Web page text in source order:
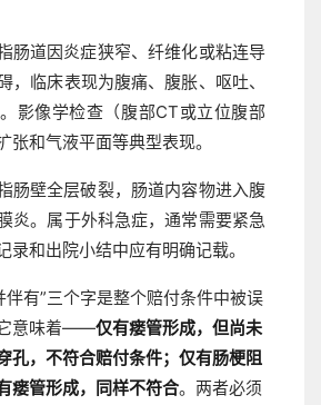
道因炎症狭窄、纤维化或粘连导
，临床表现为腹痛、腹胀、呕吐、
影像学检查（腹部CT或立位腹部
张和气液平面等典型表现。
壁全层破裂，肠道内容物进入腹
炎。属于外科急症，通常需要紧急
录和出院小结中应有明确记载。
伴有”三个字是整个赔付条件中被误
意味着——仅有瘘管形成，但尚未
孔，不符合赔付条件；仅有肠梗阻
瘘管形成，同样不符合。两者必须